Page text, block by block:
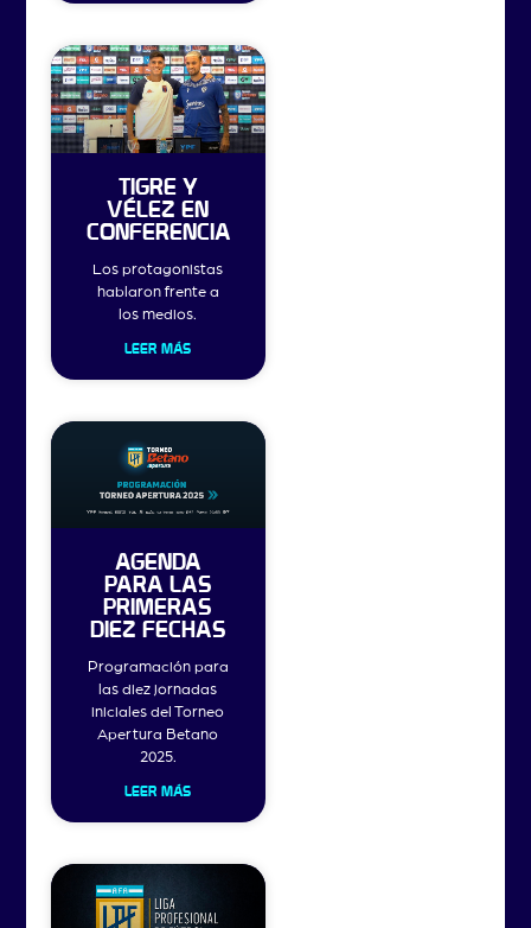
TIGRE Y
VÉLEZ EN
CONFERENCIA
Los protagonistas
hablaron frente a
los medios.
LEER MÁS
AGENDA
PARA LAS
PRIMERAS
DIEZ FECHAS
Programación para
las diez jornadas
iniciales del Torneo
Apertura Betano
2025.
LEER MÁS